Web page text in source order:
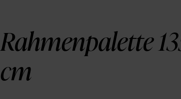
Rahmenpalette
cm